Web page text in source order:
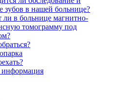
зубов в нашей больнице?
ли в больнице магнитно-
томограмму под
информация